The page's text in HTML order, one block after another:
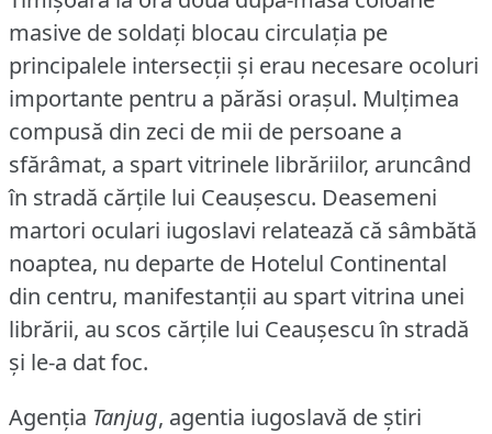
masive de soldaţi blocau circulaţia pe
principalele intersecţii şi erau necesare ocoluri
importante pentru a părăsi oraşul. Mulţimea
compusă din zeci de mii de persoane a
sfărâmat, a spart vitrinele librăriilor, aruncând
în stradă cărţile lui Ceauşescu. Deasemeni
martori oculari iugoslavi relatează că sâmbătă
noaptea, nu departe de Hotelul Continental
din centru, manifestanţii au spart vitrina unei
librării, au scos cărţile lui Ceauşescu în stradă
şi le-a dat foc.
Agenţia Tanjug, agentia iugoslavă de ştiri